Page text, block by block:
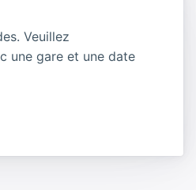
Veuillez
une gare et une date